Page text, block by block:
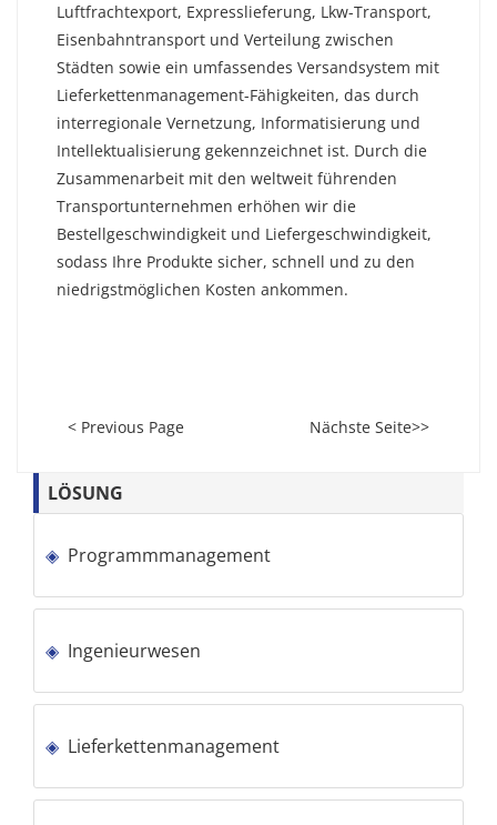
Luftfrachtexport, Expresslieferung, Lkw-Transport,
Eisenbahntransport und Verteilung zwischen
Städten sowie ein umfassendes Versandsystem mit
Lieferkettenmanagement-Fähigkeiten, das durch
interregionale Vernetzung, Informatisierung und
Intellektualisierung gekennzeichnet ist. Durch die
Zusammenarbeit mit den weltweit führenden
Transportunternehmen erhöhen wir die
Bestellgeschwindigkeit und Liefergeschwindigkeit,
sodass Ihre Produkte sicher, schnell und zu den
niedrigstmöglichen Kosten ankommen.
< Previous Page Nächste Seite>>
LÖSUNG
Programmmanagement
Ingenieurwesen
Lieferkettenmanagement